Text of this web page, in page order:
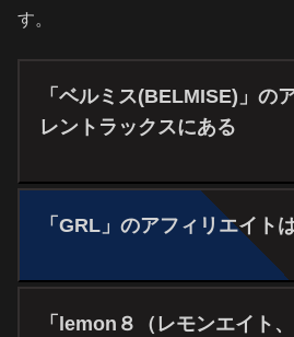
す。
「ベルミス(BELMISE)」の
レントラックスにある
「GRL」のアフィリエイト
「lemon８（レモンエイト